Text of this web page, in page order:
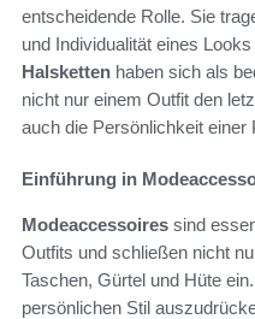
entscheidende Rolle. Sie
und Individualität eines
Halsketten haben sich als
nicht nur einem Outfit den
auch die Persönlichkeit einer
Einführung in
Modeaccessoires sind
Outfits und schließen nicht
Taschen, Gürtel und Hüte
persönlichen Stil